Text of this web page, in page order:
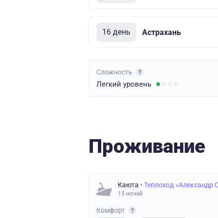
16 день Астрахань
Сложность
Легкий уровень
Проживание
Каюта • Теплоход «Александр
15 ночей
Комфорт